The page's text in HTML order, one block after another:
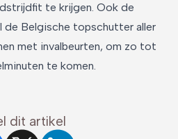
te krijgen. Ook de
de Belgische topschutter aller
met invalbeurten, om zo tot
te komen.
dit artikel